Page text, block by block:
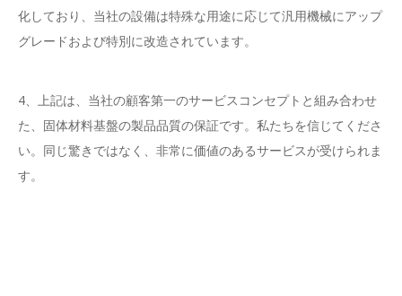
化しており、当社の設備は特殊な用途に応じて汎用機械にアップ
グレードおよび特別に改造されています。
4、上記は、当社の顧客第一のサービスコンセプトと組み合わせ
た、固体材料基盤の製品品質の保証です。私たちを信じてくださ
い。同じ驚きではなく、非常に価値のあるサービスが受けられま
す。